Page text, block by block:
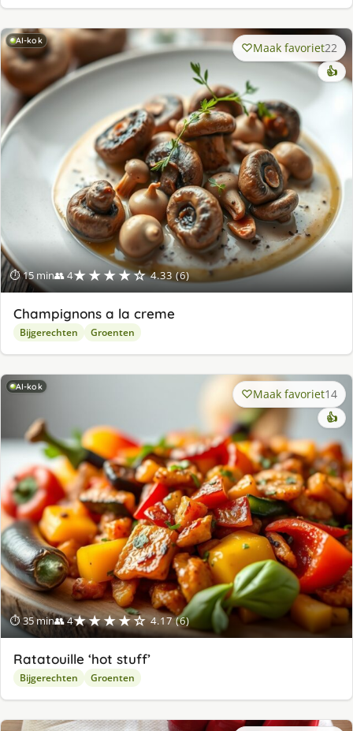
AI-kok
⏱ 15 min👥 4★★★★☆ 4.33 (6)
Maak favoriet22
👍
Champignons a la creme
Bijgerechten Groenten
AI-kok
⏱ 35 min👥 4★★★★☆ 4.17 (6)
Maak favoriet14
👍
Ratatouille ‘hot stuff’
Bijgerechten Groenten